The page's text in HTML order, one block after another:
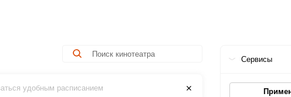
удобным расписанием
Сервисы